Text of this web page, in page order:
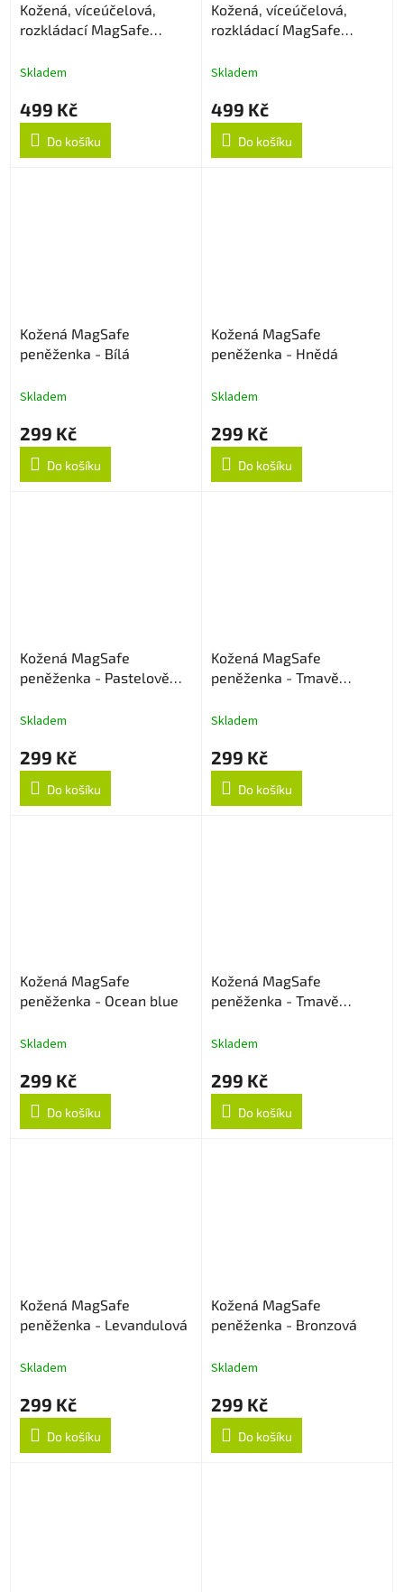
Kožená, víceúčelová,
rozkládací MagSafe
Skladem
499 Kč
Do košíku
Kožená, víceúčelová,
rozkládací MagSafe
gold
Skladem
499 Kč
Do košíku
Kožená MagSafe
peněženka - Bílá
Skladem
299 Kč
Do košíku
Kožená MagSafe
peněženka - Hnědá
Skladem
299 Kč
Do košíku
Kožená MagSafe
peněženka - Pastelově
Skladem
299 Kč
Do košíku
Kožená MagSafe
peněženka - Tmavě
Skladem
299 Kč
Do košíku
Kožená MagSafe
peněženka - Ocean blue
Skladem
299 Kč
Do košíku
Kožená MagSafe
peněženka - Tmavě
Skladem
299 Kč
Do košíku
Kožená MagSafe
peněženka - Levandulová
Skladem
299 Kč
Do košíku
Kožená MagSafe
peněženka - Bronzová
Skladem
299 Kč
Do košíku